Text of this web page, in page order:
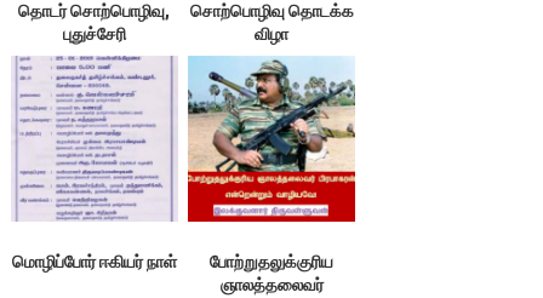
தொடர் சொற்பொழிவு,
புதுச்சேரி
சொற்பொழிவு தொடக்க
விழா
மொழிப்போர் ஈகியர் நாள்
போற்றுதலுக்குரிய
ஞாலத்தலைவர்